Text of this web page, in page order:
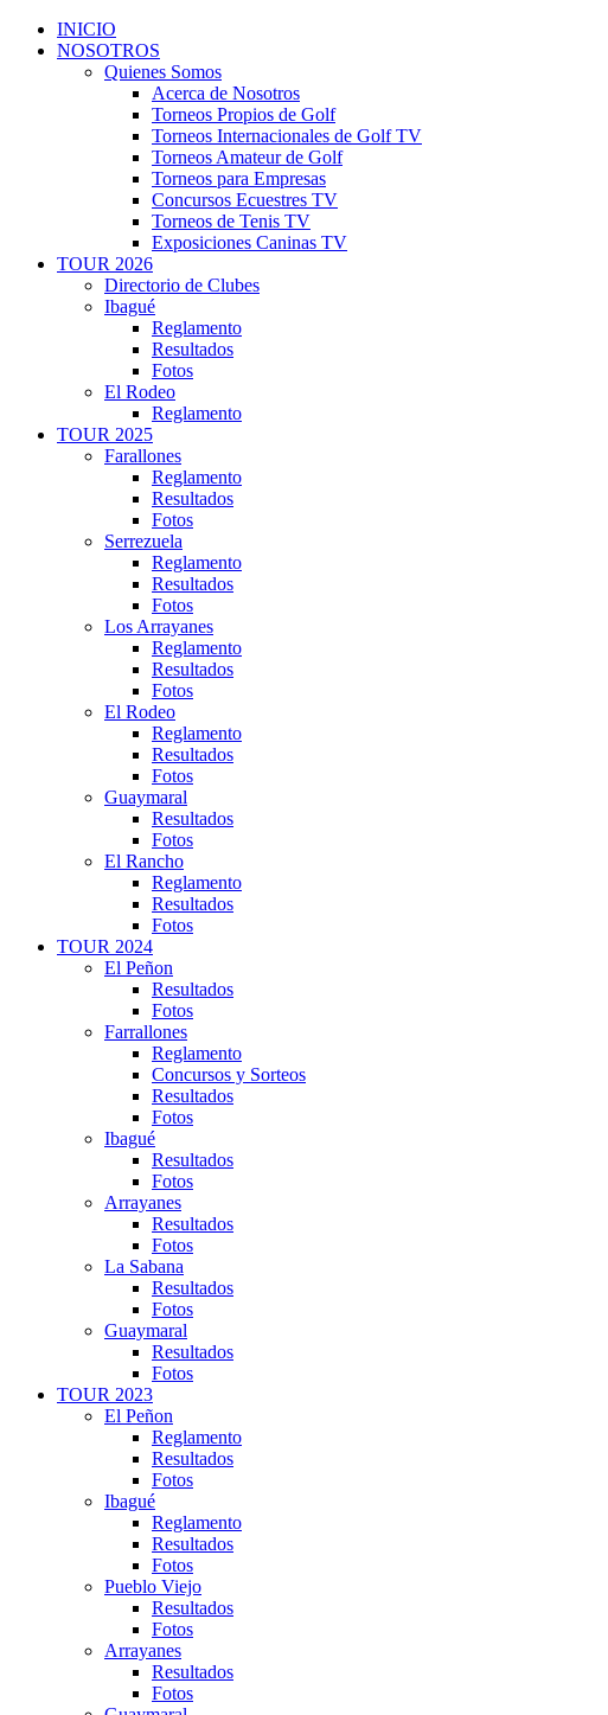
INICIO
NOSOTROS
Quienes Somos
Acerca de Nosotros
Torneos Propios de Golf
Torneos Internacionales de Golf TV
Torneos Amateur de Golf
Torneos para Empresas
Concursos Ecuestres TV
Torneos de Tenis TV
Exposiciones Caninas TV
TOUR 2026
Directorio de Clubes
Ibagué
Reglamento
Resultados
Fotos
El Rodeo
Reglamento
TOUR 2025
Farallones
Reglamento
Resultados
Fotos
Serrezuela
Reglamento
Resultados
Fotos
Los Arrayanes
Reglamento
Resultados
Fotos
El Rodeo
Reglamento
Resultados
Fotos
Guaymaral
Resultados
Fotos
El Rancho
Reglamento
Resultados
Fotos
TOUR 2024
El Peñon
Resultados
Fotos
Farrallones
Reglamento
Concursos y Sorteos
Resultados
Fotos
Ibagué
Resultados
Fotos
Arrayanes
Resultados
Fotos
La Sabana
Resultados
Fotos
Guaymaral
Resultados
Fotos
TOUR 2023
El Peñon
Reglamento
Resultados
Fotos
Ibagué
Reglamento
Resultados
Fotos
Pueblo Viejo
Resultados
Fotos
Arrayanes
Resultados
Fotos